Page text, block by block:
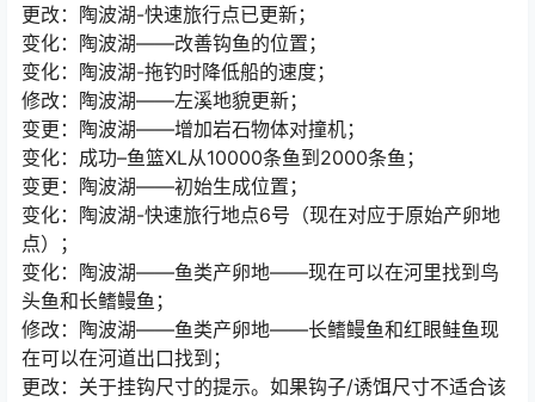
更改：陶波湖-快速旅行点已更新；
变化：陶波湖——改善钩鱼的位置；
变化：陶波湖-拖钓时降低船的速度；
修改：陶波湖——左溪地貌更新；
变更：陶波湖——增加岩石物体对撞机；
变化：成功–鱼篮XL从10000条鱼到2000条鱼；
变更：陶波湖——初始生成位置；
变化：陶波湖-快速旅行地点6号（现在对应于原始产卵地
点）；
变化：陶波湖——鱼类产卵地——现在可以在河里找到鸟
头鱼和长鳍鳗鱼；
修改：陶波湖——鱼类产卵地——长鳍鳗鱼和红眼鲑鱼现
在可以在河道出口找到；
更改：关于挂钩尺寸的提示。如果钩子/诱饵尺寸不适合该